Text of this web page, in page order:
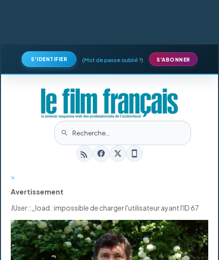
S'IDENTIFIER (Mot de passe oublié ?) S'ABONNER
×
Avertissement
JUser::_load : impossible de charger l'utilisateur ayant l'ID 67